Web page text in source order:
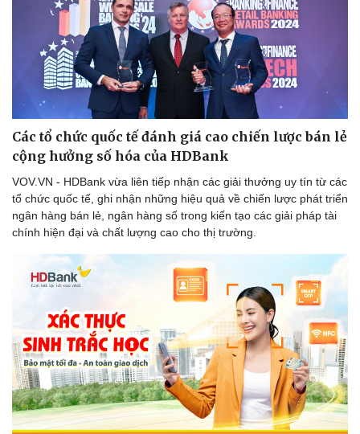
Sức khỏe
Dinh dưỡng - món ngon
Cây thuốc
Đời sống
Nhà đẹp
Blog
Các tổ chức quốc tế đánh giá cao chiến lược bán lẻ
cộng hưởng số hóa của HDBank
VOV.VN - HDBank vừa liên tiếp nhận các giải thưởng uy tín từ các
tổ chức quốc tế, ghi nhận những hiệu quả về chiến lược phát triển
ngân hàng bán lẻ, ngân hàng số trong kiến tạo các giải pháp tài
chính hiện đại và chất lượng cao cho thị trường.